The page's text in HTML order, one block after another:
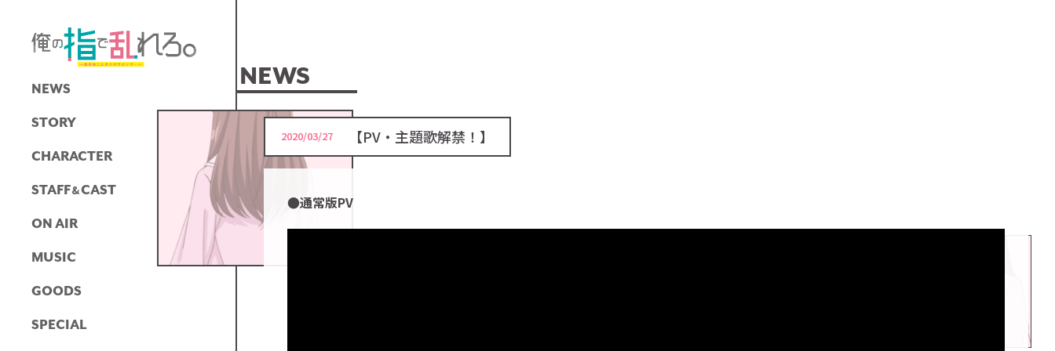
NEWS
STORY
CHARACTER
STAFF&CAST
ON AIR
MUSIC
GOODS
SPECIAL
NEWS
2020/03/27 【PV・主題歌解禁！】
●通常版PV